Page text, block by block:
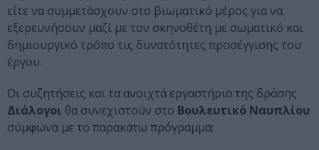
είτε να συμμετάσχουν στο βιωματικό μέρος για να
εξερευνήσουν μαζί με τον σκηνοθέτη με σωματικό και
δημιουργικό τρόπο τις δυνατότητες προσέγγισης του
έργου.
Οι συζητήσεις και τα ανοιχτά εργαστήρια της δράσης
Διάλογοι θα συνεχιστούν στο Βουλευτικό Ναυπλίου
σύμφωνα με το παρακάτω πρόγραμμα: